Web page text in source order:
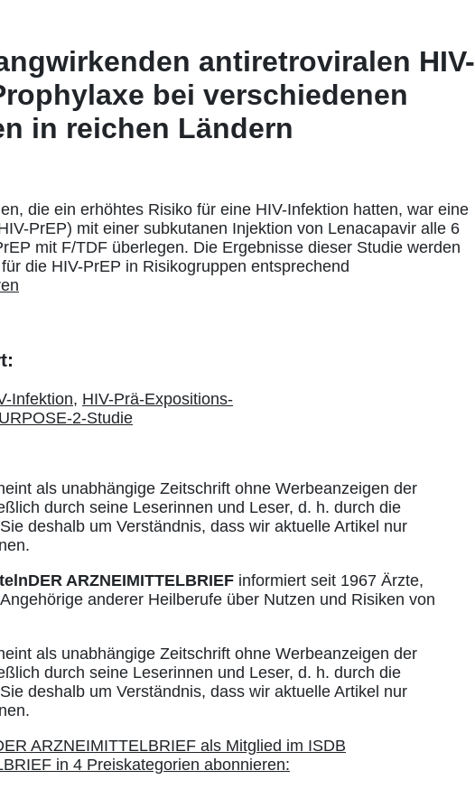
antiretroviralen HIV-
bei verschiedenen
in reichen Ländern
die ein erhöhtes Risiko für eine HIV-Infektion hatten, war eine
PrEP) mit einer subkutanen Injektion von Lenacapavir alle 6
mit F/TDF überlegen. Die Ergebnisse dieser Studie werden
die HIV-PrEP in Risikogruppen entsprechend
Infektion, HIV-Prä-Expositions-
2-Studie
als unabhängige Zeitschrift ohne Werbeanzeigen der
durch seine Leserinnen und Leser, d. h. durch die
deshalb um Verständnis, dass wir aktuelle Artikel nur
DER ARZNEIMITTELBRIEF informiert seit 1967 Ärzte,
anderer Heilberufe über Nutzen und Risiken von
als unabhängige Zeitschrift ohne Werbeanzeigen der
durch seine Leserinnen und Leser, d. h. durch die
deshalb um Verständnis, dass wir aktuelle Artikel nur